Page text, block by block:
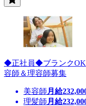
◆正社員◆ブランク
容師＆理容師募集
美容師 月給
理髪師 月給